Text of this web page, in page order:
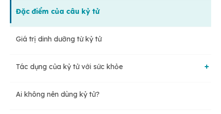
Đặc điểm của câu kỷ tử
Giá trị dinh dưỡng từ kỷ tử
Tác dụng của kỷ tử với sức khỏe
Hỗ trợ giảm cân hiệu quả
Ai không nên dùng kỷ tử?